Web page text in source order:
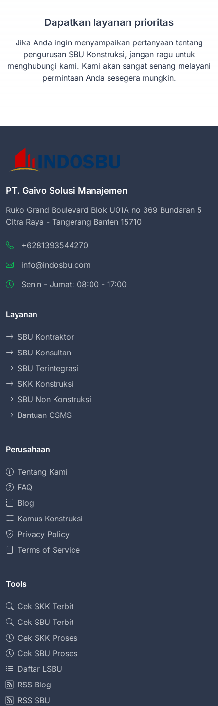
Dapatkan layanan prioritas
Jika Anda ingin menyampaikan pertanyaan tentang
pengurusan SBU Konstruksi, jangan ragu untuk
menghubungi kami. Kami akan sangat senang melayani
permintaan Anda sesegera mungkin.
PT. Gaivo Solusi Manajemen
Ruko Grand Boulevard Blok U01A no 369 Bundaran 5
Citra Raya - Tangerang Banten 15710
+6281393544270
info@indosbu.com
Senin - Jumat: 08:00 - 17:00
Layanan
SBU Kontraktor
SBU Konsultan
SBU Terintegrasi
SKK Konstruksi
SBU Non Konstruksi
Bantuan CSMS
Perusahaan
Tentang Kami
FAQ
Blog
Kamus Konstruksi
Privacy Policy
Terms of Service
Tools
Cek SKK Terbit
Cek SBU Terbit
Cek SKK Proses
Cek SBU Proses
Daftar LSBU
RSS Blog
RSS SBU